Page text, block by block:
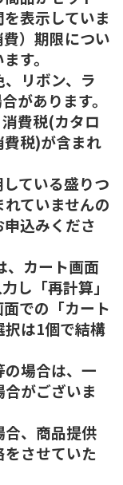
表示していま
）期限につい
す。
リボン、ラ
があります。
費税(カタロ
税)が含まれ
ている盛りつ
ていませんの
込みくださ
カート画面
し「再計算」
での「カート
択は1個で結構
場合は、一
がございま
、商品提供
させていた